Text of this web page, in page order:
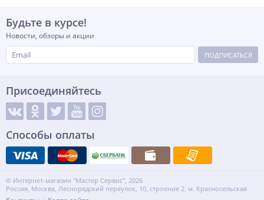
Будьте в курсе!
Новости, обзоры и акции
ПОДПИСАТЬСЯ
Присоединяйтесь
Способы оплаты
© Интернет-магазин "Мастер Сервис", 2026
Россия, Москва, Леснорядский переулок, 10, строение 2. м. Красносельская